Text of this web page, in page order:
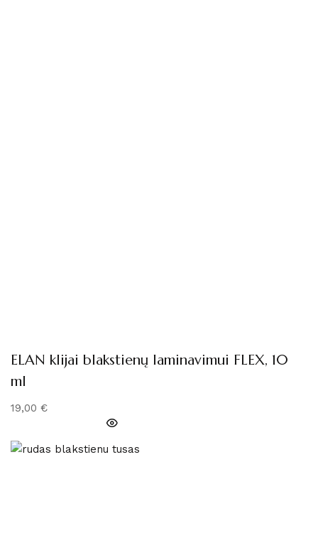
ELAN klijai blakstienų laminavimui FLEX, 10
ml
19,00 €